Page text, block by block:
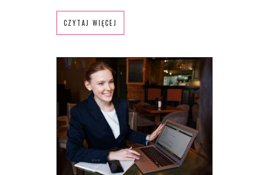
CZYTAJ WIĘCEJ